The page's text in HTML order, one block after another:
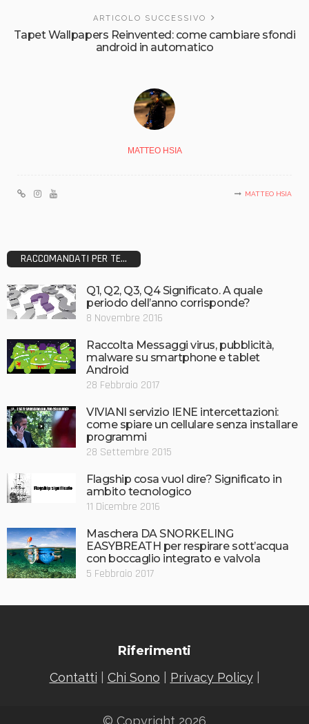
ARTICOLO SUCCESSIVO
Tapet Wallpapers Reinvented: come cambiare sfondi
android in automatico
MATTEO HSIA
MATTEO HSIA
RACCOMANDATI PER TE...
Q1, Q2, Q3, Q4 Significato. A quale
periodo dell’anno corrisponde?
8 Novembre 2016
Raccolta Messaggi virus, pubblicità,
malware su smartphone e tablet
Android
28 Febbraio 2017
VIVIANI servizio IENE intercettazioni:
come spiare un cellulare senza installare
programmi
28 Settembre 2015
Flagship cosa vuol dire? Significato in
ambito tecnologico
11 Dicembre 2016
Maschera DA SNORKELING
EASYBREATH per respirare sott’acqua
con boccaglio integrato e valvola
5 Febbraio 2017
Riferimenti
Contatti Chi Sono Privacy Policy|
© Copyright 2026